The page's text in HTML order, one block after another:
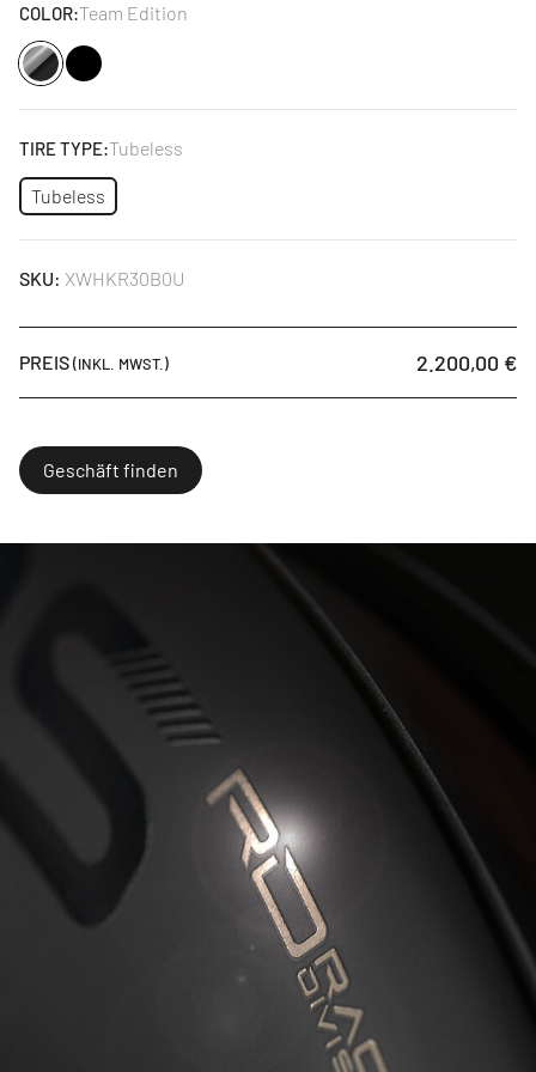
COLOR:Team Edition
TIRE TYPE:Tubeless
Tubeless
SKU: XWHKR30B0U
PREIS(INKL. MWST.) 2.200,00 €
Geschäft finden